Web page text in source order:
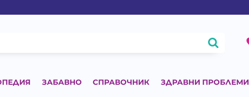
ЗАБАВНО СПРАВОЧНИК ЗДРАВНИ ПРОБЛЕМИ